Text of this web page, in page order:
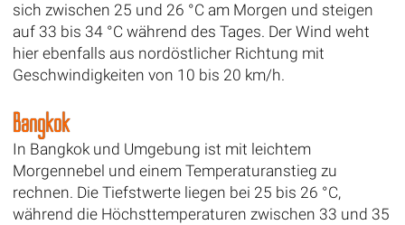
sich zwischen 25 und 26 °C am Morgen und steigen
auf 33 bis 34 °C während des Tages. Der Wind weht
hier ebenfalls aus nordöstlicher Richtung mit
Geschwindigkeiten von 10 bis 20 km/h.
Bangkok
In Bangkok und Umgebung ist mit leichtem
Morgennebel und einem Temperaturanstieg zu
rechnen. Die Tiefstwerte liegen bei 25 bis 26 °C,
während die Höchsttemperaturen zwischen 33 und 35